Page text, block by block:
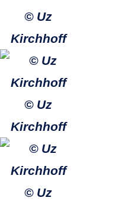
© Uz
Kirchhoff
© Uz
Kirchhoff
© Uz